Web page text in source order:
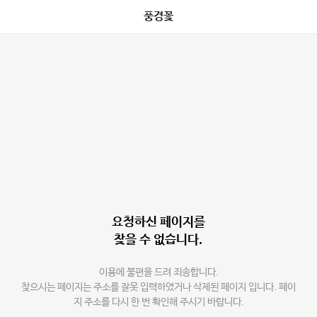
풍경꽃
요청하신 페이지를
찾을 수 없습니다.
이용에 불편을 드려 죄송합니다.
찾으시는 페이지는 주소를 잘못 입력하였거나 삭제된 페이지 입니다. 페이
지 주소를 다시 한 번 확인해 주시기 바랍니다.